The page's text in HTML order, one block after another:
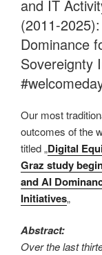
and IT
(2011-
Dominance
Sovereignty
Our most
outcomes of the
titled „Digital
Graz study
and AI
Initiatives„
Abstract:
Over the last